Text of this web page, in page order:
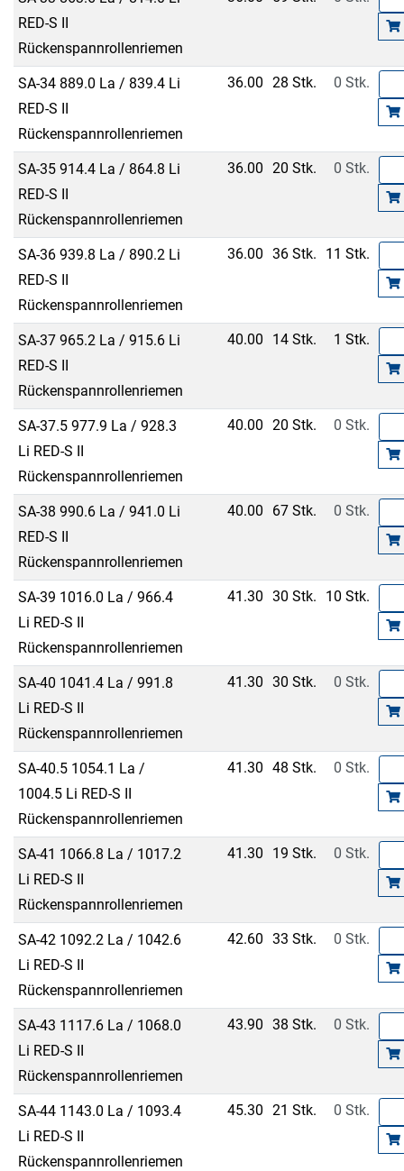
RED-S II
Rückenspannrollenriemen
SA-34 889.0 La / 839.4 Li
RED-S II
Rückenspannrollenriemen
36.00 28 Stk. 0 Stk.
SA-35 914.4 La / 864.8 Li
RED-S II
Rückenspannrollenriemen
36.00 20 Stk. 0 Stk.
SA-36 939.8 La / 890.2 Li
RED-S II
Rückenspannrollenriemen
36.00 36 Stk. 11 Stk.
SA-37 965.2 La / 915.6 Li
RED-S II
Rückenspannrollenriemen
40.00 14 Stk. 1 Stk.
SA-37.5 977.9 La / 928.3
Li RED-S II
Rückenspannrollenriemen
40.00 20 Stk. 0 Stk.
SA-38 990.6 La / 941.0 Li
RED-S II
Rückenspannrollenriemen
40.00 67 Stk. 0 Stk.
SA-39 1016.0 La / 966.4
Li RED-S II
Rückenspannrollenriemen
41.30 30 Stk. 10 Stk.
SA-40 1041.4 La / 991.8
Li RED-S II
Rückenspannrollenriemen
41.30 30 Stk. 0 Stk.
SA-40.5 1054.1 La /
1004.5 Li RED-S II
Rückenspannrollenriemen
41.30 48 Stk. 0 Stk.
SA-41 1066.8 La / 1017.2
Li RED-S II
Rückenspannrollenriemen
41.30 19 Stk. 0 Stk.
SA-42 1092.2 La / 1042.6
Li RED-S II
Rückenspannrollenriemen
42.60 33 Stk. 0 Stk.
SA-43 1117.6 La / 1068.0
Li RED-S II
Rückenspannrollenriemen
43.90 38 Stk. 0 Stk.
SA-44 1143.0 La / 1093.4
Li RED-S II
Rückenspannrollenriemen
45.30 21 Stk. 0 Stk.